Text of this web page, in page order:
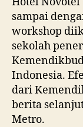
sampai
workshop
sekolah
Indonesia.
dari
berita
Metro.